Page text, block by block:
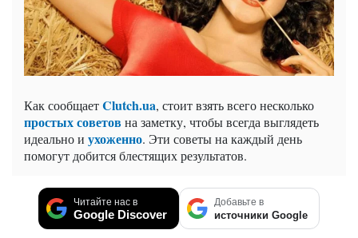
Как сообщаетClutch.ua, стоит взять всего несколько
простых советовна заметку, чтобы всегда выглядеть
идеально и ухоженно. Эти советы на каждый день
помогут добится блестящих результатов.
Читайте нас в
Google Discover
Добавьте в
источники Google